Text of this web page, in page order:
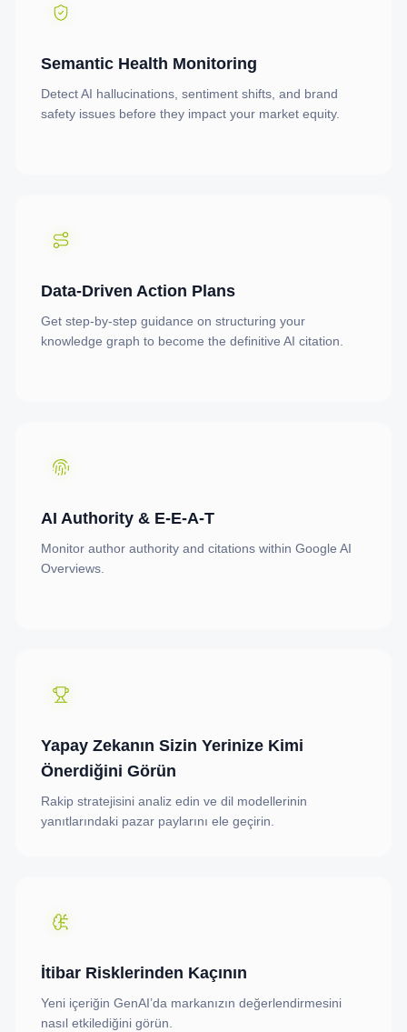
Semantic Health Monitoring
Detect AI hallucinations, sentiment shifts, and brand
safety issues before they impact your market equity.
Data-Driven Action Plans
Get step-by-step guidance on structuring your
knowledge graph to become the definitive AI citation.
AI Authority & E-E-A-T
Monitor author authority and citations within Google AI
Overviews.
Yapay Zekanın Sizin Yerinize Kimi
Önerdiğini Görün
Rakip stratejisini analiz edin ve dil modellerinin
yanıtlarındaki pazar paylarını ele geçirin.
İtibar Risklerinden Kaçının
Yeni içeriğin GenAI’da markanızın değerlendirmesini
nasıl etkilediğini görün.